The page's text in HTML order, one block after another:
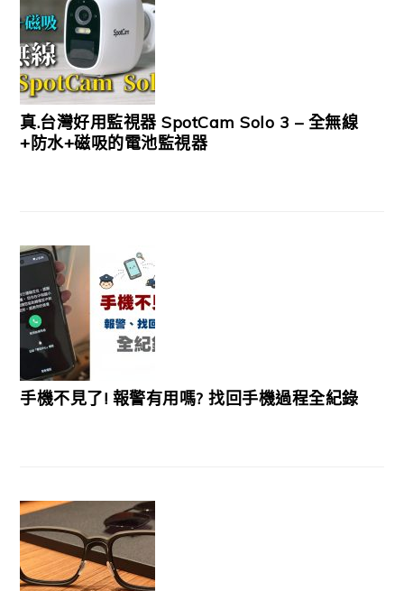
真.台灣好用監視器 SpotCam Solo 3 – 全無線
+防水+磁吸的電池監視器
手機不見了! 報警有用嗎? 找回手機過程全紀錄